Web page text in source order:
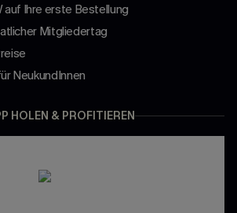
auf Ihre erste Bestellung
Mitgliedertag
NeukundInnen
HOLEN & PROFITIEREN